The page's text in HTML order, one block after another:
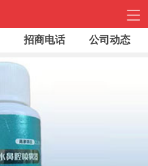
招商电话 公司动态